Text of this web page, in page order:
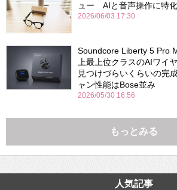
ュー AIと音声操作に特化
2026/06/03 17:30
Soundcore Liberty 5 Pro
上最上位クラスのAIワイ
見つけづらいくらいの
ャン性能はBose並み
2026/05/30 16:56
もっとみる
人気記事